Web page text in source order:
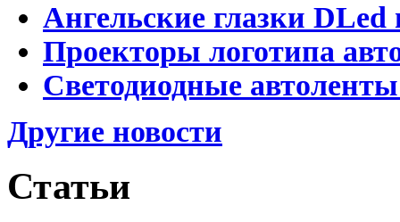
Ангельские глазки DLed
Проекторы логотипа
Светодиодные
Другие новости
Статьи